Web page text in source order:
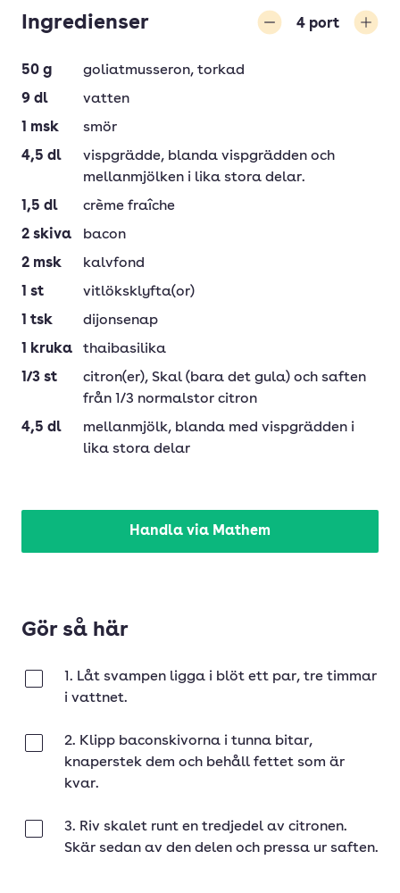
Ingredienser 4 port
50 g goliatmusseron, torkad
9 dl
vatten
1 msk
smör
4,5 dl vispgrädde, blanda vispgrädden och
mellanmjölken i lika stora delar.
1,5 dl
crème fraîche
2 skiva
bacon
2 msk
kalvfond
1 st
vitlöksklyfta(or)
1 tsk
dijonsenap
1
kruka
thaibasilika
1/3 st citron(er), Skal (bara det gula) och saften
från 1/3 normalstor citron
4,5 dl mellanmjölk, blanda med vispgrädden i
lika stora delar
Handla via Mathem
Gör så här
1. Låt svampen ligga i blöt ett par, tre timmar
i vattnet.
2. Klipp baconskivorna i tunna bitar,
knaperstek dem och behåll fettet som är
kvar.
3. Riv skalet runt en tredjedel av citronen.
Skär sedan av den delen och pressa ur saften.